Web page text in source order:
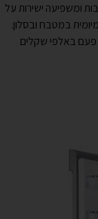
ומשפיעה ישירות על
במטבח ובסלון.
פעם באלפי שקלים